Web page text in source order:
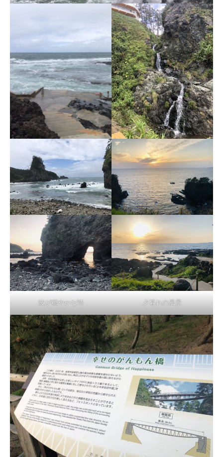
波が穏やかな時 夕暮れの風景